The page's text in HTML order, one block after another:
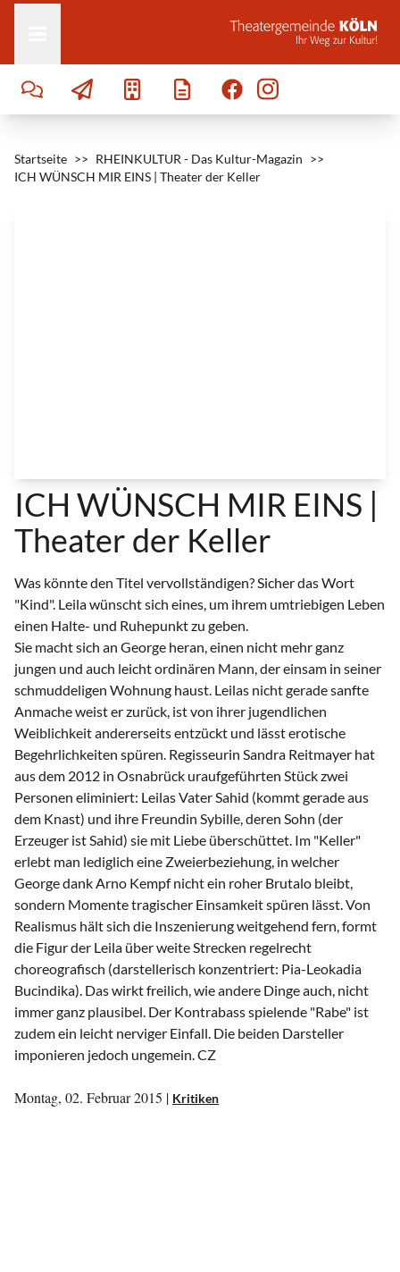
Zum Inhalt springen
Startseite >> RHEINKULTUR - Das Kultur-Magazin >>
ICH WÜNSCH MIR EINS | Theater der Keller
ICH WÜNSCH MIR EINS |
Theater der Keller
Was könnte den Titel vervollständigen? Sicher das Wort
"Kind". Leila wünscht sich eines, um ihrem umtriebigen Leben
einen Halte- und Ruhepunkt zu geben.
Sie macht sich an George heran, einen nicht mehr ganz
jungen und auch leicht ordinären Mann, der einsam in seiner
schmuddeligen Wohnung haust. Leilas nicht gerade sanfte
Anmache weist er zurück, ist von ihrer jugendlichen
Weiblichkeit andererseits entzückt und lässt erotische
Begehrlichkeiten spüren. Regisseurin Sandra Reitmayer hat
aus dem 2012 in Osnabrück uraufgeführten Stück zwei
Personen eliminiert: Leilas Vater Sahid (kommt gerade aus
dem Knast) und ihre Freundin Sybille, deren Sohn (der
Erzeuger ist Sahid) sie mit Liebe überschüttet. Im "Keller"
erlebt man lediglich eine Zweierbeziehung, in welcher
George dank Arno Kempf nicht ein roher Brutalo bleibt,
sondern Momente tragischer Einsamkeit spüren lässt. Von
Realismus hält sich die Inszenierung weitgehend fern, formt
die Figur der Leila über weite Strecken regelrecht
choreografisch (darstellerisch konzentriert: Pia-Leokadia
Bucindika). Das wirkt freilich, wie andere Dinge auch, nicht
immer ganz plausibel. Der Kontrabass spielende "Rabe" ist
zudem ein leicht nerviger Einfall. Die beiden Darsteller
imponieren jedoch ungemein. CZ
Montag, 02. Februar 2015 | Kritiken
i
y
e
O
i
n
a